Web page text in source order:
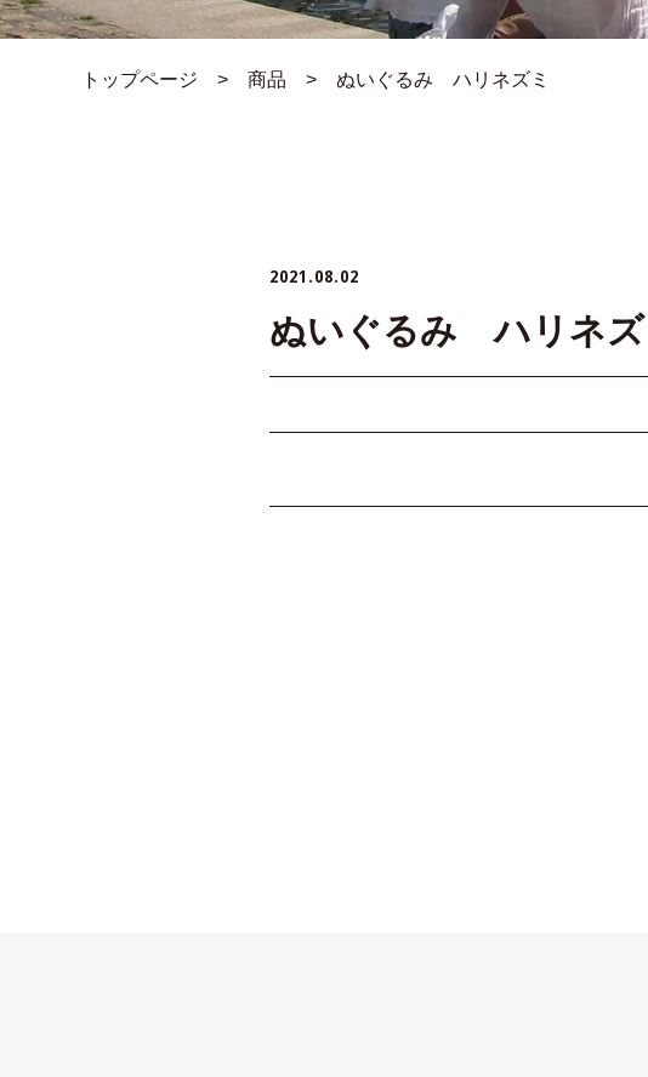
トップページ >商品 >ぬいぐるみ ハリネズミ
2021.08.02
ぬいぐるみ ハリネズ